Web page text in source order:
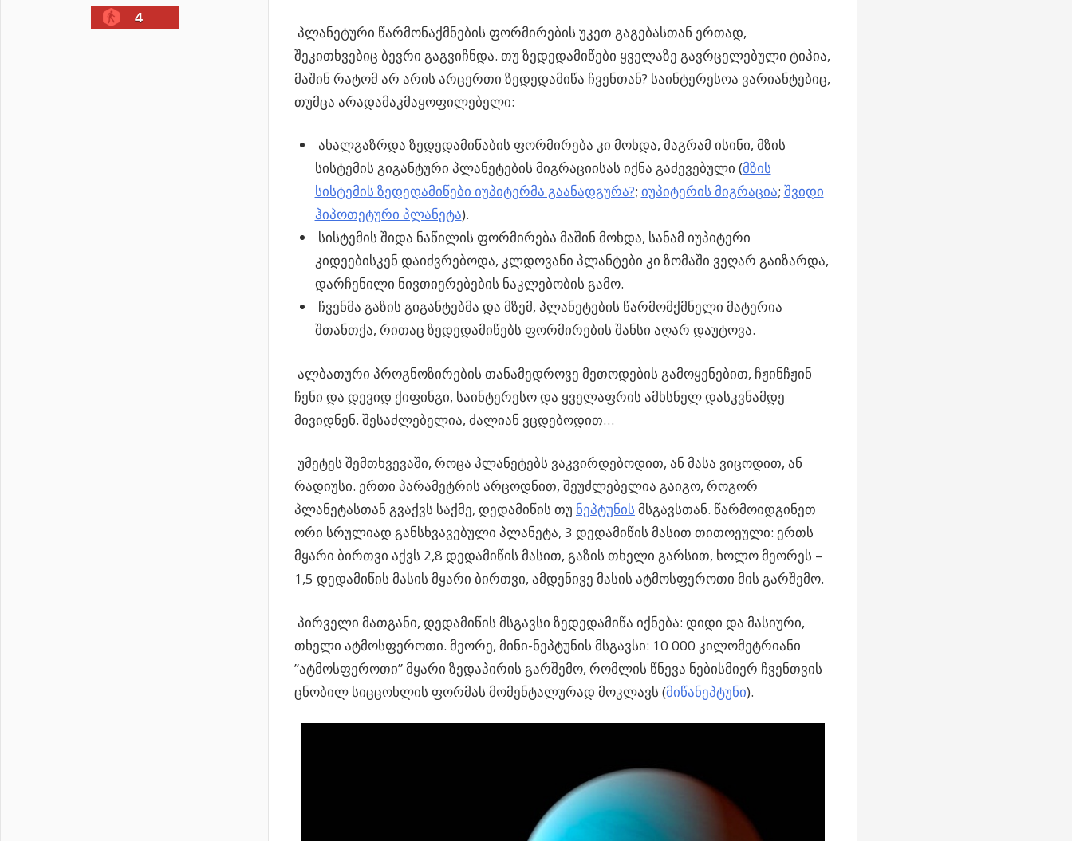
პლანეტური წარმონაქმნების ფორმირების უკეთ გაგებასთან ერთად,
შეკითხვებიც ბევრი გაგვიჩნდა. თუ ზედედამიწები ყველაზე გავრცელებული ტიპია,
მაშინ რატომ არ არის არცერთი ზედედამიწა ჩვენთან? საინტერესოა ვარიანტებიც,
თუმცა არადამაკმაყოფილებელი:
ახალგაზრდა ზედედამიწაბის ფორმირება კი მოხდა, მაგრამ ისინი, მზის
სისტემის გიგანტური პლანეტების მიგრაციისას იქნა გაძევებული (მზის
სისტემის ზედედამიწები იუპიტერმა გაანადგურა?; იუპიტერის მიგრაცია; შვიდი
ჰიპოთეტური პლანეტა).
სისტემის შიდა ნაწილის ფორმირება მაშინ მოხდა, სანამ იუპიტერი
კიდეებისკენ დაიძვრებოდა, კლდოვანი პლანტები კი ზომაში ვეღარ გაიზარდა,
დარჩენილი ნივთიერებების ნაკლებობის გამო.
ჩვენმა გაზის გიგანტებმა და მზემ, პლანეტების წარმომქმნელი მატერია
შთანთქა, რითაც ზედედამიწებს ფორმირების შანსი აღარ დაუტოვა.
ალბათური პროგნოზირების თანამედროვე მეთოდების გამოყენებით, ჩჟინჩჟინ
ჩენი და დევიდ ქიფინგი, საინტერესო და ყველაფრის ამხსნელ დასკვნამდე
მივიდნენ. შესაძლებელია, ძალიან ვცდებოდით…
უმეტეს შემთხვევაში, როცა პლანეტებს ვაკვირდებოდით, ან მასა ვიცოდით, ან
რადიუსი. ერთი პარამეტრის არცოდნით, შეუძლებელია გაიგო, როგორ
პლანეტასთან გვაქვს საქმე, დედამიწის თუ ნეპტუნის მსგავსთან. წარმოიდგინეთ
ორი სრულიად განსხვავებული პლანეტა, 3 დედამიწის მასით თითოეული: ერთს
მყარი ბირთვი აქვს 2,8 დედამიწის მასით, გაზის თხელი გარსით, ხოლო მეორეს –
1,5 დედამიწის მასის მყარი ბირთვი, ამდენივე მასის ატმოსფეროთი მის გარშემო.
პირველი მათგანი, დედამიწის მსგავსი ზედედამიწა იქნება: დიდი და მასიური,
თხელი ატმოსფეროთი. მეორე, მინი-ნეპტუნის მსგავსი: 10 000 კილომეტრიანი
”ატმოსფეროთი” მყარი ზედაპირის გარშემო, რომლის წნევა ნებისმიერ ჩვენთვის
ცნობილ სიცცოხლის ფორმას მომენტალურად მოკლავს (მიწანეპტუნი).
4